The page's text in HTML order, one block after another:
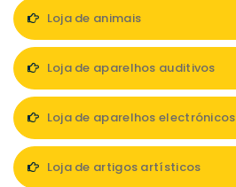
Loja de animais
Loja de aparelhos auditivos
Loja de aparelhos electrónicos
Loja de artigos artísticos